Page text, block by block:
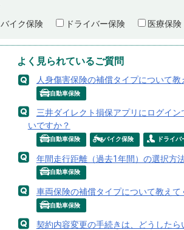
バイク保険 ドライバー保険 医療保険
よく見られているご質問
人身傷害保険の補償タイプについて教
自動車保険
三井ダイレクト損保アプリにログイ
いですか？
自動車保険 バイク保険 ドライバ
年間走行距離（過去1年間）の選択方
自動車保険
車両保険の補償タイプについて教えて
自動車保険
契約内容変更の手続きは、どうしたら